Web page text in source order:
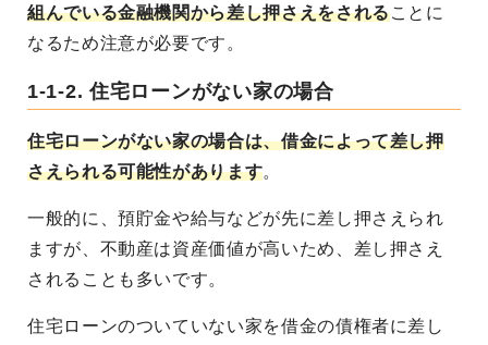
組んでいる金融機関から差し押さえをされることに
なるため注意が必要です。
1-1-2. 住宅ローンがない家の場合
住宅ローンがない家の場合は、借金によって差し押
さえられる可能性があります。
一般的に、預貯金や給与などが先に差し押さえられ
ますが、不動産は資産価値が高いため、差し押さえ
されることも多いです。
住宅ローンのついていない家を借金の債権者に差し